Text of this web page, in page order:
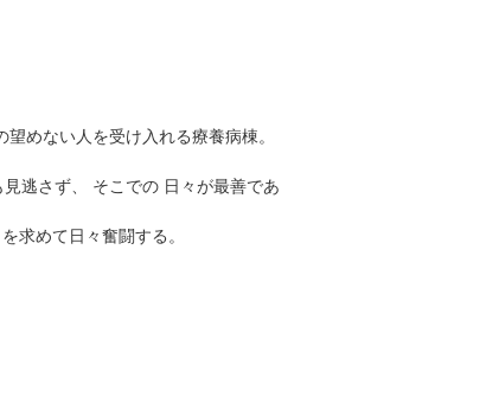
めない人を受け入れる療養病棟。
逃さず、 そこでの 日々が最善であ
求めて日々奮闘する。